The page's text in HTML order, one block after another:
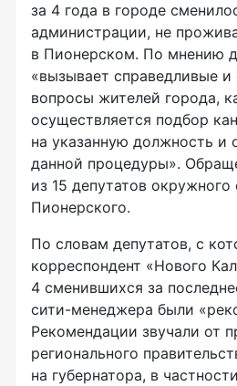
за 4 года в городе
администрации, не
в Пионерском. По мнению
«вызывает справедливые и
вопросы жителей города,
осуществляется подбор
на указанную должность и
данной процедуры».
из 15 депутатов окружного
Пионерского.
По словам депутатов, с
корреспондент «Нового
4 сменившихся за
сити-менеджера были
Рекомендации звучали от
регионального
на губернатора, в